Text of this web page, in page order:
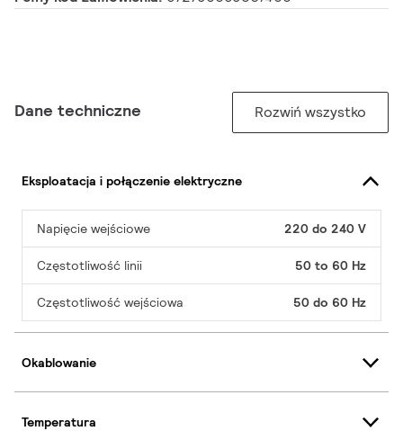
Dane techniczne Rozwiń wszystko
Eksploatacja i połączenie elektryczne
Napięcie wejściowe 220 do 240 V
Częstotliwość linii 50 to 60 Hz
Częstotliwość wejściowa 50 do 60 Hz
Okablowanie
Temperatura